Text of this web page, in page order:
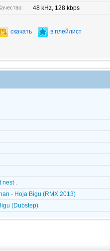
48 kHz, 128 kbps
скачать в плейлист
nest .
- Hoja Bigu (RMX 2013)
(Dubstep)